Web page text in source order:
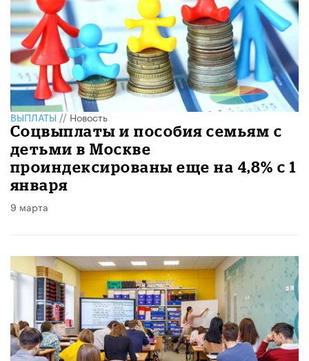
ВЫПЛАТЫ//Новость
Соцвыплаты и пособия семьям с
детьми в Москве
проиндексированы еще на 4,8% с 1
января
9 марта